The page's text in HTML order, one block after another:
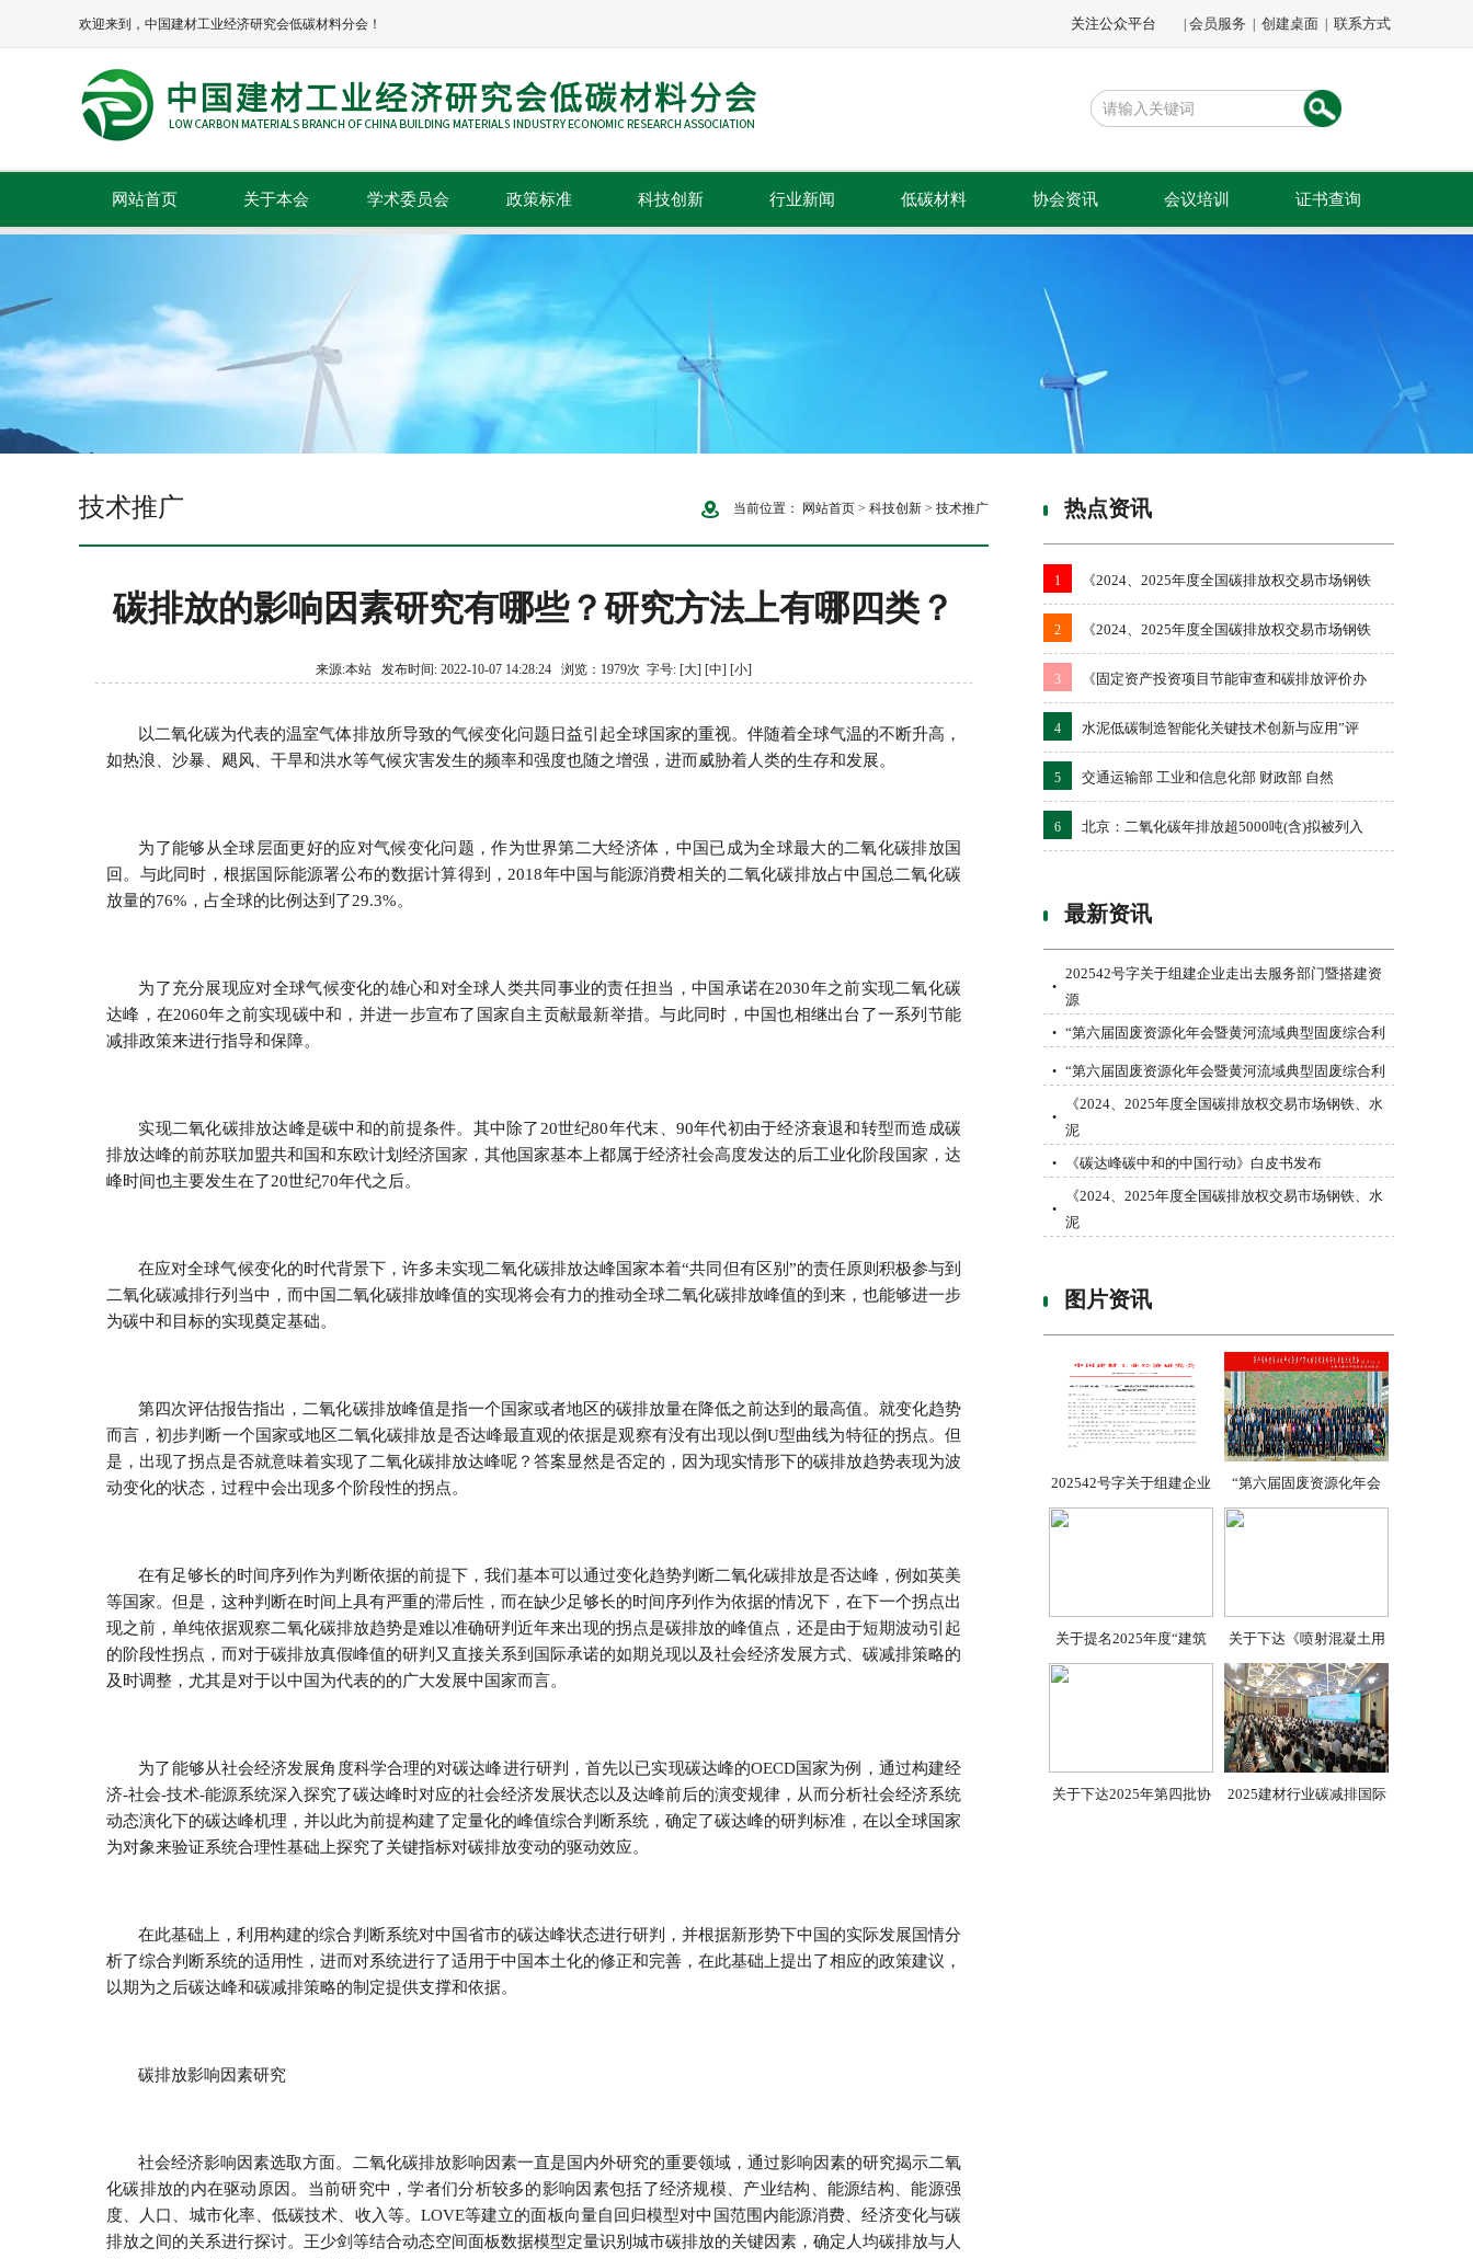
欢迎来到，中国建材工业经济研究会低碳材料分会！ 关注公众平台 会员服务 创建桌面 联系方式
网站首页 关于本会
协会领导
学术委员会 政策标准
标准规范
科技创新 行业新闻
行业信息
低碳材料 协会资讯
公示公告
会员动态
会员活动
会议培训 证书查询
技术推广 当前位置： 网站首页 > 科技创新 > 技术推广
碳排放的影响因素研究有哪些？研究方法上有哪四类？
来源:本站 发布时间: 2022-10-07 14:28:24 浏览：1979次 字号: [大] [中] [小]
以二氧化碳为代表的温室气体排放所导致的气候变化问题日益引起全球国家的重视。伴随着全球气温的不断升高，
如热浪、沙暴、飓风、干旱和洪水等气候灾害发生的频率和强度也随之增强，进而威胁着人类的生存和发展。
为了能够从全球层面更好的应对气候变化问题，作为世界第二大经济体，中国已成为全球最大的二氧化碳排放国
回。与此同时，根据国际能源署公布的数据计算得到，2018年中国与能源消费相关的二氧化碳排放占中国总二氧化碳
放量的76%，占全球的比例达到了29.3%。
为了充分展现应对全球气候变化的雄心和对全球人类共同事业的责任担当，中国承诺在2030年之前实现二氧化碳
达峰，在2060年之前实现碳中和，并进一步宣布了国家自主贡献最新举措。与此同时，中国也相继出台了一系列节能
减排政策来进行指导和保障。
实现二氧化碳排放达峰是碳中和的前提条件。其中除了20世纪80年代末、90年代初由于经济衰退和转型而造成碳
排放达峰的前苏联加盟共和国和东欧计划经济国家，其他国家基本上都属于经济社会高度发达的后工业化阶段国家，达
峰时间也主要发生在了20世纪70年代之后。
在应对全球气候变化的时代背景下，许多未实现二氧化碳排放达峰国家本着“共同但有区别”的责任原则积极参与到
二氧化碳减排行列当中，而中国二氧化碳排放峰值的实现将会有力的推动全球二氧化碳排放峰值的到来，也能够进一步
为碳中和目标的实现奠定基础。
第四次评估报告指出，二氧化碳排放峰值是指一个国家或者地区的碳排放量在降低之前达到的最高值。就变化趋势
而言，初步判断一个国家或地区二氧化碳排放是否达峰最直观的依据是观察有没有出现以倒U型曲线为特征的拐点。但
是，出现了拐点是否就意味着实现了二氧化碳排放达峰呢？答案显然是否定的，因为现实情形下的碳排放趋势表现为波
动变化的状态，过程中会出现多个阶段性的拐点。
在有足够长的时间序列作为判断依据的前提下，我们基本可以通过变化趋势判断二氧化碳排放是否达峰，例如英美
等国家。但是，这种判断在时间上具有严重的滞后性，而在缺少足够长的时间序列作为依据的情况下，在下一个拐点出
现之前，单纯依据观察二氧化碳排放趋势是难以准确研判近年来出现的拐点是碳排放的峰值点，还是由于短期波动引起
的阶段性拐点，而对于碳排放真假峰值的研判又直接关系到国际承诺的如期兑现以及社会经济发展方式、碳减排策略的
及时调整，尤其是对于以中国为代表的的广大发展中国家而言。
为了能够从社会经济发展角度科学合理的对碳达峰进行研判，首先以已实现碳达峰的OECD国家为例，通过构建经
济-社会-技术-能源系统深入探究了碳达峰时对应的社会经济发展状态以及达峰前后的演变规律，从而分析社会经济系统
动态演化下的碳达峰机理，并以此为前提构建了定量化的峰值综合判断系统，确定了碳达峰的研判标准，在以全球国家
为对象来验证系统合理性基础上探究了关键指标对碳排放变动的驱动效应。
在此基础上，利用构建的综合判断系统对中国省市的碳达峰状态进行研判，并根据新形势下中国的实际发展国情分
析了综合判断系统的适用性，进而对系统进行了适用于中国本土化的修正和完善，在此基础上提出了相应的政策建议，
以期为之后碳达峰和碳减排策略的制定提供支撑和依据。
碳排放影响因素研究
社会经济影响因素选取方面。二氧化碳排放影响因素一直是国内外研究的重要领域，通过影响因素的研究揭示二氧
化碳排放的内在驱动原因。当前研究中，学者们分析较多的影响因素包括了经济规模、产业结构、能源结构、能源强
度、人口、城市化率、低碳技术、收入等。LOVE等建立的面板向量自回归模型对中国范围内能源消费、经济变化与碳
排放之间的关系进行探讨。王少剑等结合动态空间面板数据模型定量识别城市碳排放的关键因素，确定人均碳排放与人
热点资讯
1 《2024、2025年度全国碳排放权交易市场钢铁
2 《2024、2025年度全国碳排放权交易市场钢铁
3 《固定资产投资项目节能审查和碳排放评价办
4 水泥低碳制造智能化关键技术创新与应用”评
5 交通运输部 工业和信息化部 财政部 自然
6 北京：二氧化碳年排放超5000吨(含)拟被列入
最新资讯
•
202542号字关于组建企业走出去服务部门暨搭建资
源
• “第六届固废资源化年会暨黄河流域典型固废综合利
• “第六届固废资源化年会暨黄河流域典型固废综合利
•
《2024、2025年度全国碳排放权交易市场钢铁、水
泥
• 《碳达峰碳中和的中国行动》白皮书发布
•
《2024、2025年度全国碳排放权交易市场钢铁、水
泥
图片资讯
202542号字关于组建企业 “第六届固废资源化年会
关于提名2025年度“建筑 关于下达《喷射混凝土用
关于下达2025年第四批协 2025建材行业碳减排国际